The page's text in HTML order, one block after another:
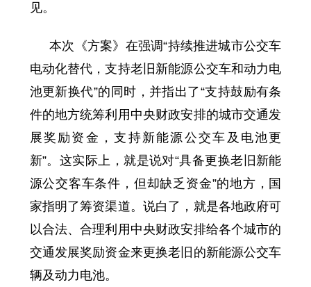
见。
本次《方案》在强调“持续推进城市公交车
电动化替代，支持老旧新能源公交车和动力电
池更新换代”的同时，并指出了“支持鼓励有条
件的地方统筹利用中央财政安排的城市交通发
展奖励资金，支持新能源公交车及电池更
新”。这实际上，就是说对“具备更换老旧新能
源公交客车条件，但却缺乏资金”的地方，国
家指明了筹资渠道。说白了，就是各地政府可
以合法、合理利用中央财政安排给各个城市的
交通发展奖励资金来更换老旧的新能源公交车
辆及动力电池。